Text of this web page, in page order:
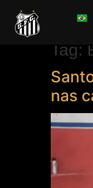
Tag:
nas